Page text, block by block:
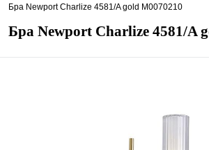
Бра Newport Сharlize 4581/A gold М0070210
Бра Newport Сharlize 4581/A